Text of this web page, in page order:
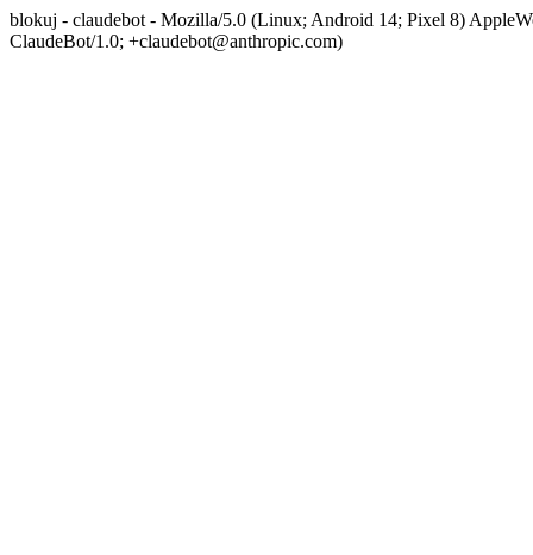
blokuj - claudebot - Mozilla/5.0 (Linux; Android 14; Pixel 8)
ClaudeBot/1.0; +claudebot@anthropic.com)